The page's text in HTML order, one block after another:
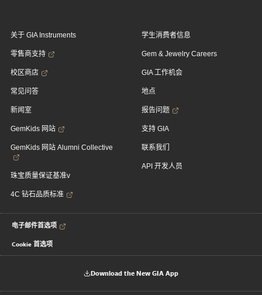
关于 GIA Instruments
零售商支持
校区商店
常见问答
新闻室
GemKids 网站
GemKids 网站 Alumni Collective
珠宝质量保证基准v
4C 钻石品质标准
学生消费者信息
Gem & Jewelry Careers
GIA 工作机会
地点
报告问题
支持 GIA
联系我们
API 开发人员
电子邮件首选项
Cookie 首选项
Download the New GIA App